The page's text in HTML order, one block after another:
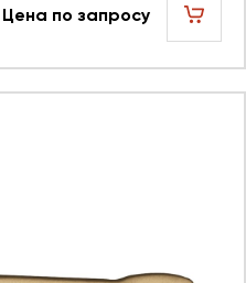
Цена по запросу